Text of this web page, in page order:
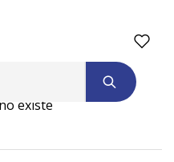
existe